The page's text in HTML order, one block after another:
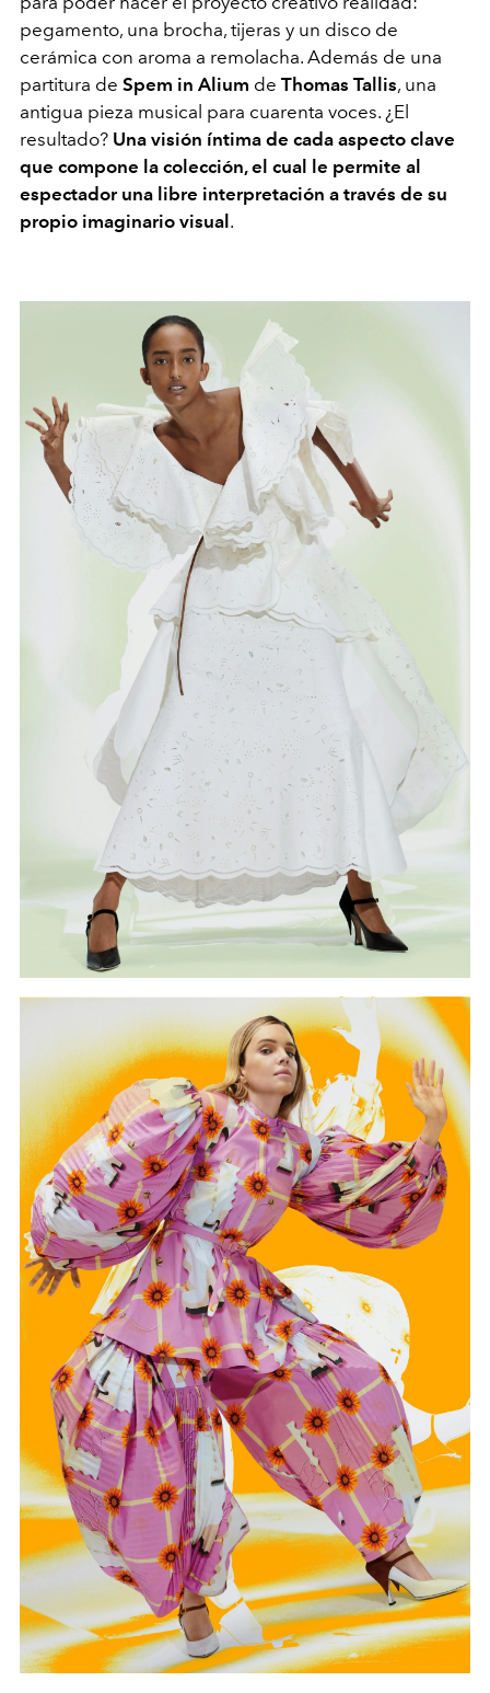
pegamento, una brocha, tijeras y un disco de
cerámica con aroma a remolacha. Además de una
partitura de Spem in Alium de Thomas Tallis, una
antigua pieza musical para cuarenta voces. ¿El
resultado? Una visión íntima de cada aspecto clave
que compone la colección, el cual le permite al
espectador una libre interpretación a través de su
propio imaginario visual .